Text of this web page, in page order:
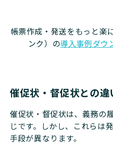
帳票作成・発送をもっと
ンク）の導入事例ダウ
催促状・督促状との違
催促状・督促状は、義務の
じです。しかし、これらは
手段が異なります。